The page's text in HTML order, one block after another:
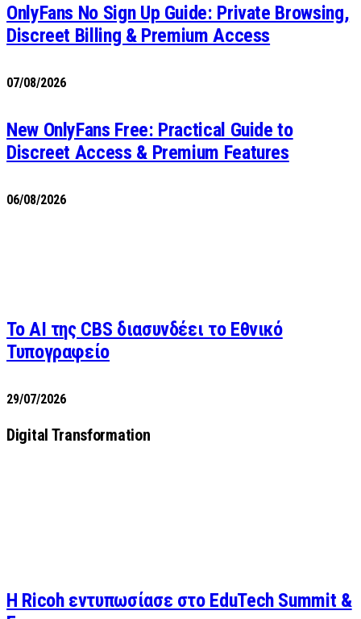
OnlyFans No Sign Up Guide: Private Browsing,
Discreet Billing & Premium Access
07/08/2026
New OnlyFans Free: Practical Guide to
Discreet Access & Premium Features
06/08/2026
Το AI της CBS διασυνδέει το Εθνικό
Τυπογραφείο
29/07/2026
Digital Transformation
Η Ricoh εντυπωσίασε στο EduTech Summit &